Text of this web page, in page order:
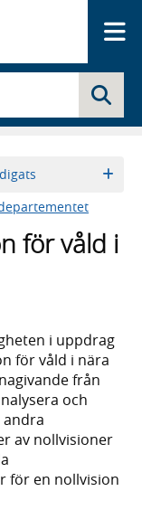
för våld i
i uppdrag
för våld i nära
från
och
av nollvisioner
för en nollvision